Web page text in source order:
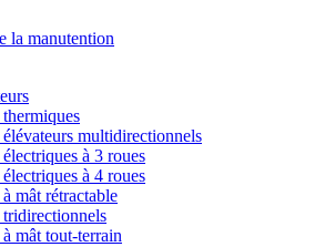
multidirectionnels
à 3 roues
à 4 roues
mât rétractable
mât tout-terrain